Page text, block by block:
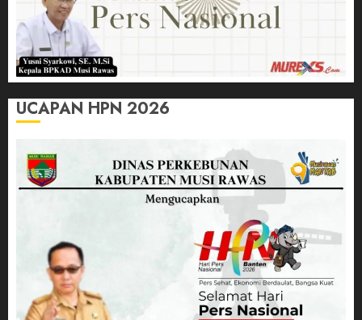
UCAPAN HPN 2026